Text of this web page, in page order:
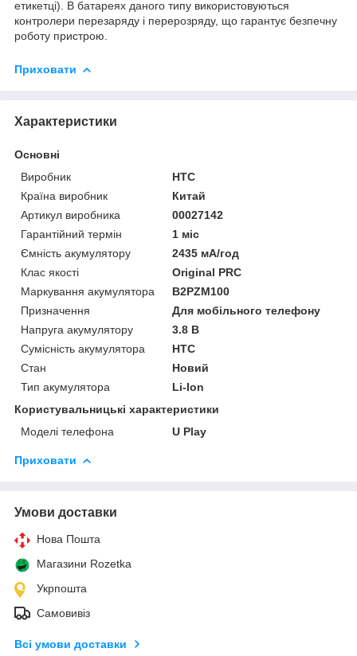
етикетці). В батареях даного типу використовуються
контролери перезаряду і перерозряду, що гарантує безпечну
роботу пристрою.
Приховати
Характеристики
Основні
Виробник
HTC
Країна виробник
Китай
Артикул виробника
00027142
Гарантійний термін
1 міс
Ємність акумулятору
2435 мА/год
Клас якості
Original PRC
Маркування акумулятора
B2PZM100
Призначення
Для мобільного телефону
Напруга акумулятору
3.8 В
Сумісність акумулятора
HTC
Стан
Новий
Тип акумулятора
Li-Ion
Користувальницькі характеристики
Моделі телефона
U Play
Приховати
Умови доставки
Нова Пошта
Магазини Rozetka
Укрпошта
Самовивіз
Всі умови доставки